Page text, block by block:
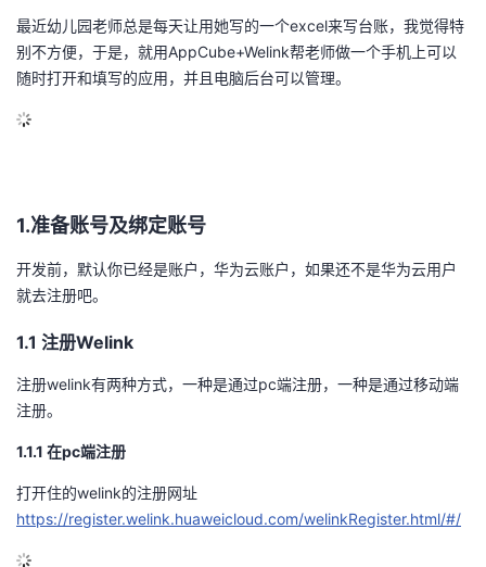
我
客
论
坛
的
圈
我
的
我
动
关
者
学
我
的
我
证
实
的
藏
支
的
技
持
我
的
建
最近幼儿园老师总是每天让用她写的一个excel来写台账，我觉得特
别不方便，于是，就用AppCube+Welink帮老师做一个手机上可以
随时打开和填写的应用，并且电脑后台可以管理。
1.准备账号及绑定账号
开发前，默认你已经是账户，华为云账户，如果还不是华为云用户
就去注册吧。
1.1 注册Welink
注册welink有两种方式，一种是通过pc端注册，一种是通过移动端
注册。
1.1.1 在pc端注册
打开住的welink的注册网址
https://register.welink.huaweicloud.com/welinkRegister.html/#/